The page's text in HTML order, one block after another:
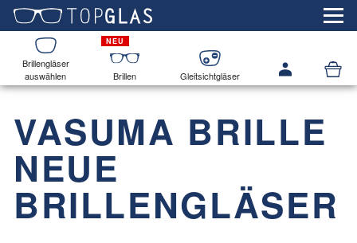
Brillengläser
auswählen
Brillen Gleitsichtgläser
VASUMA BRILLE
NEUE
BRILLENGLÄSER